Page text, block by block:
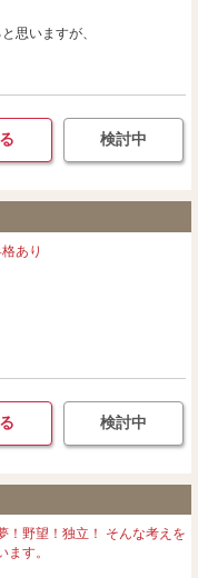
思いますが、
検討中
あり
検討中
野望！独立！ そんな考えを
す。